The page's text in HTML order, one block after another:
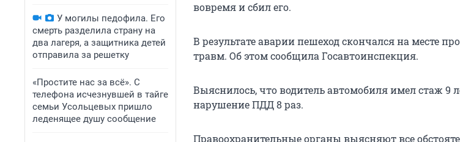
У могилы педофила. Его
смерть разделила страну на
два лагеря, а защитника детей
отправила за решетку
«Простите нас за всё». С
телефона исчезнувшей в тайге
семьи Усольцевых пришло
леденящее душу сообщение
вовремя и сбил его.
В результате аварии пешеход скончался на месте
травм. Об этом сообщила Госавтоинспекция.
Выяснилось, что водитель автомобиля имел стаж 9
нарушение ПДД 8 раз.
Правоохранительные органы выясняют все